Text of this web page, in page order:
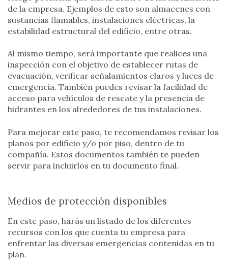
de la empresa. Ejemplos de esto son almacenes con
sustancias flamables, instalaciones eléctricas, la
estabilidad estructural del edificio, entre otras.
Al mismo tiempo, será importante que realices una
inspección con el objetivo de establecer rutas de
evacuación, verificar señalamientos claros y luces de
emergencia. También puedes revisar la facilidad de
acceso para vehículos de rescate y la presencia de
hidrantes en los alrededores de tus instalaciones.
Para mejorar este paso, te recomendamos revisar los
planos por edificio y/o por piso, dentro de tu
compañía. Estos documentos también te pueden
servir para incluirlos en tu documento final.
Medios de protección disponibles
En este paso, harás un listado de los diferentes
recursos con los que cuenta tu empresa para
enfrentar las diversas emergencias contenidas en tu
plan.